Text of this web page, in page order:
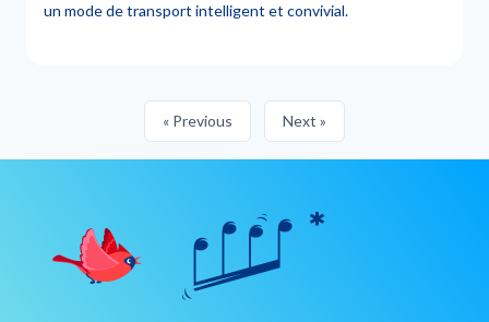
un mode de transport intelligent et convivial.
« Previous Next »